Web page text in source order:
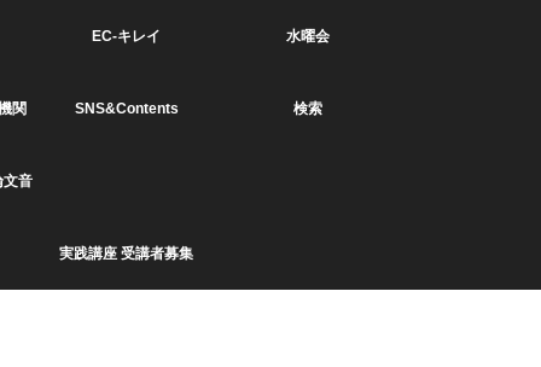
EC-キレイ 水曜会
関 SNS&Contents 検索
文音
実践講座 受講者募集